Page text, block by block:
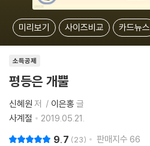
미리보기 사이즈비교 카드뉴스
소득공제
평등은 개뿔
신혜원 저 이은홍 글
사계절
2019.05.21.
9.7 23 판매지수 66